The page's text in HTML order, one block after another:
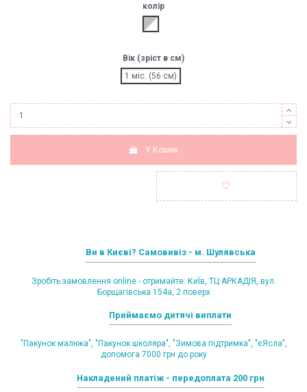
колір
білий/срібло
Вік (зріст в см)
1 міс. (56 см)
У Кошик
Ви в Києві? Самовивіз - м. Шулявська
Зробіть замовлення online - отримайте: КиЇв, ТЦ АРКАДІЯ, вул.
Борщагівська 154а, 2 поверх
Приймаємо дитячі виплати
"Пакунок малюка", "Пакунок школяра", "Зимова підтримка", "єЯсла",
допомога 7000 грн до року
Накладений платіж - передоплата 200 грн